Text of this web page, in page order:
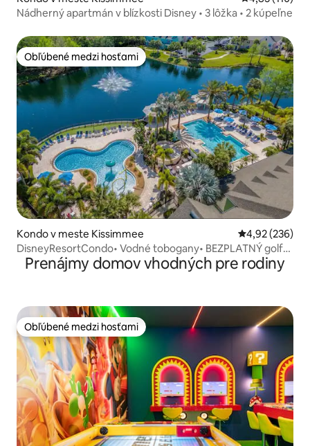
Nádherný apartmán v blízkosti Disney • 3 lôžka • 2 kúpeľne
Obľúbené medzi hosťami
Obľúbené medzi hosťami
Kondo v meste Kissimmee Priemerné
4,92 (236)
DisneyResortCondo• Vodné tobogany• BEZPLATNÝ golf•
Pre 5 osôb
Prenájmy domov vhodných pre rodiny
Obľúbené medzi hosťami
Obľúbené medzi hosťami